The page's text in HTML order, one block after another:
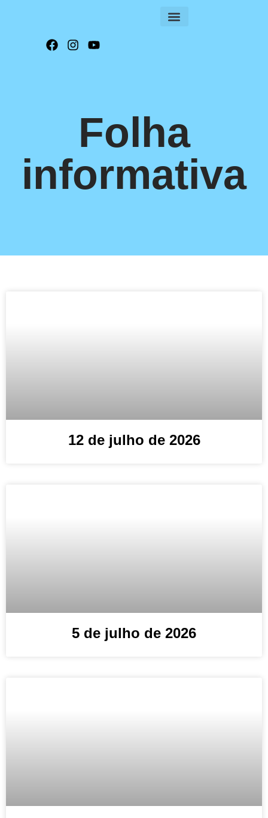
Folha
informativa
12 de julho de 2026
5 de julho de 2026